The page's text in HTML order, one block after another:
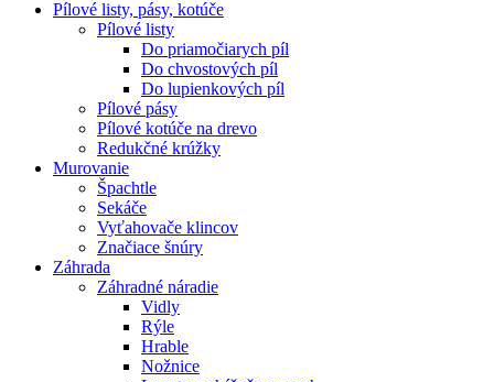
Pílové listy, pásy, kotúče
Pílové listy
Do priamočiarych píl
Do chvostových píl
Do lupienkových píl
Pílové pásy
Pílové kotúče na drevo
Redukčné krúžky
Murovanie
Špachtle
Sekáče
Vyťahovače klincov
Značiace šnúry
Záhrada
Záhradné náradie
Vidly
Rýle
Hrable
Nožnice